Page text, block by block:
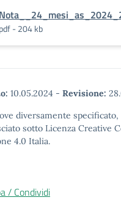
pdf - 204 kb
10.05.2024 - Revisione:
diversamente
sotto Licenza Creative
4.0 Italia.
/ Condividi